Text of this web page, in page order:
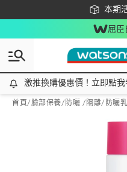
本期
下載
屈臣
激推換購優惠價！立即點我看
激推換購優惠價！立即點我
首頁/臉部保養/ 防曬 /隔離/ 防曬